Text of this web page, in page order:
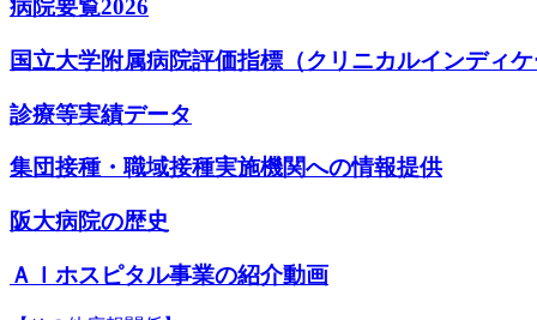
病院要覧2026
国立大学附属病院評価指標（クリニカルインディ
診療等実績データ
集団接種・職域接種実施機関への情報提供
阪大病院の歴史
ＡＩホスピタル事業の紹介動画